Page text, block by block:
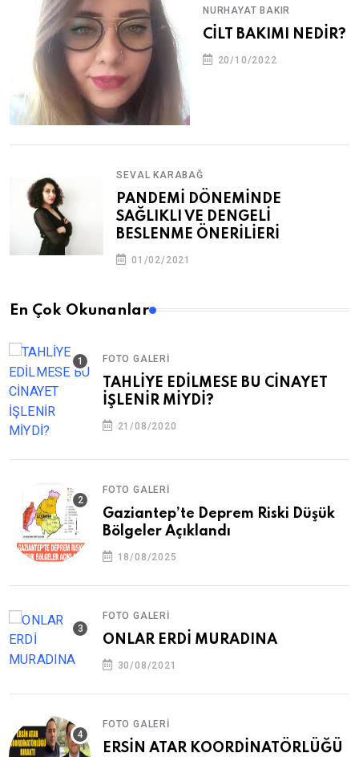
NURHAYAT BAKIR
CİLT BAKIMI NEDİR?
20/10/2022
SEVAL KARABAĞ
PANDEMİ DÖNEMİNDE
SAĞLIKLI VE DENGELİ
BESLENME ÖNERİLİERİ
01/02/2021
En Çok Okunanlar
FOTO GALERI
TAHLİYE EDİLMESE BU CİNAYET
İŞLENİR MİYDİ?
21/08/2020
FOTO GALERI
Gaziantep’te Deprem Riski Düşük
Bölgeler Açıklandı
18/08/2025
FOTO GALERI
ONLAR ERDİ MURADINA
30/08/2021
FOTO GALERI
ERSİN ATAR KOORDİNATÖRLÜĞÜ